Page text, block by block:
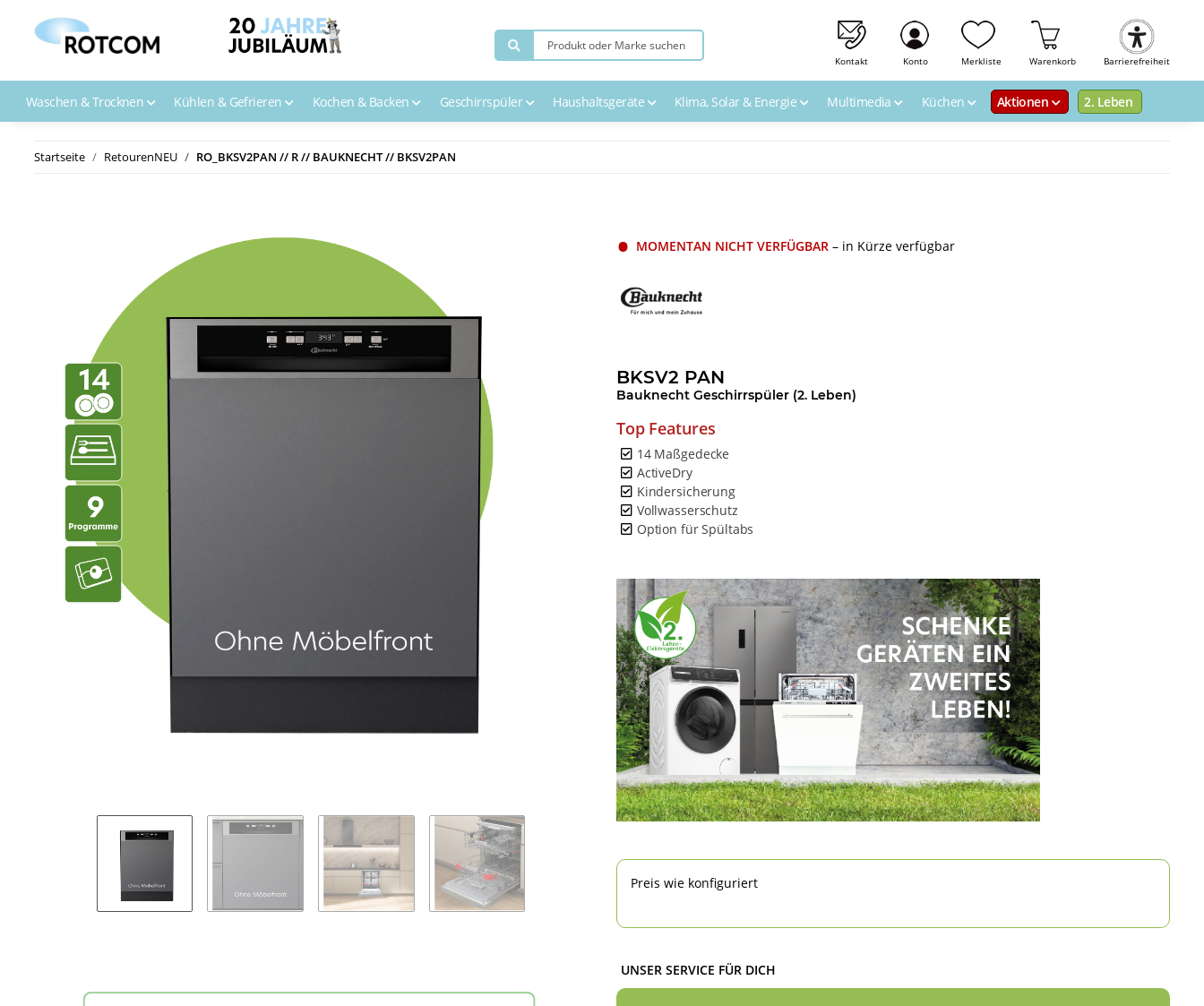
Kontakt Konto Merkliste Warenkorb Barrierefreiheit
Waschen & Trocknen Kühlen & Gefrieren Kochen & Backen Geschirrspüler Haushaltsgeräte Klima, Solar & Energie Multimedia Küchen Aktionen 2. Leben
Startseite RetourenNEU RO_BKSV2PAN // R // BAUKNECHT // BKSV2PAN
MOMENTAN NICHT VERFÜGBAR – in Kürze verfügbar
BKSV2 PAN
Bauknecht Geschirrspüler (2. Leben)
Top Features
14 Maßgedecke
ActiveDry
Kindersicherung
Vollwasserschutz
Option für Spültabs
Preis wie konfiguriert
UNSER SERVICE FÜR DICH